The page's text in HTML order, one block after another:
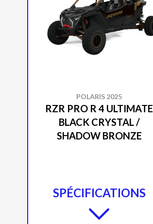
POLARIS 2025
RZR PRO R 4 ULTIMATE
BLACK CRYSTAL /
SHADOW BRONZE
SPÉCIFICATIONS